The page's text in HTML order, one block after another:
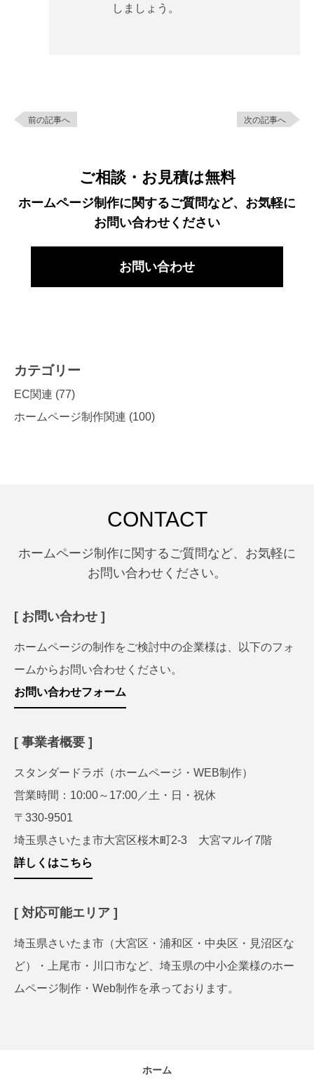
しましょう。
前の記事へ 次の記事へ
ご相談・お見積は無料
ホームページ制作に関するご質問など、お気軽に
お問い合わせください
お問い合わせ
カテゴリー
EC関連 (77)
ホームページ制作関連 (100)
CONTACT
ホームページ制作に関するご質問など、お気軽に
お問い合わせください。
[ お問い合わせ ]
ホームページの制作をご検討中の企業様は、以下のフォ
ームからお問い合わせください。
お問い合わせフォーム
[ 事業者概要 ]
スタンダードラボ（ホームページ・WEB制作）
営業時間：10:00～17:00／土・日・祝休
〒330-9501
埼玉県さいたま市大宮区桜木町2-3 大宮マルイ7階
詳しくはこちら
[ 対応可能エリア ]
埼玉県さいたま市（大宮区・浦和区・中央区・見沼区な
ど）・上尾市・川口市など、埼玉県の中小企業様のホー
ムページ制作・Web制作を承っております。
ホーム